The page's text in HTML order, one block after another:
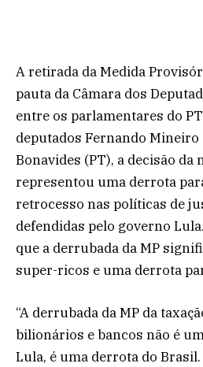
A retirada da Medida
pauta da Câmara dos
entre os parlamentares do
deputados Fernando Mineiro
Bonavides (PT), a decisão da
representou uma derrota
retrocesso nas políticas de
defendidas pelo governo
que a derrubada da MP
super-ricos e uma derrota
“A derrubada da MP da
bilionários e bancos não é
Lula, é uma derrota do